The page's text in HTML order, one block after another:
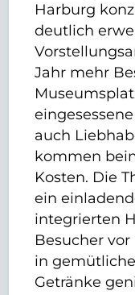
Harburg
deutlich
Jahr mehr
auch
kommen
Kosten. Die
ein
integrierten
Besucher
in
Getränke